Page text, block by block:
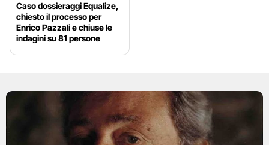
Caso dossieraggi Equalize,
chiesto il processo per
Enrico Pazzali e chiuse le
indagini su 81 persone